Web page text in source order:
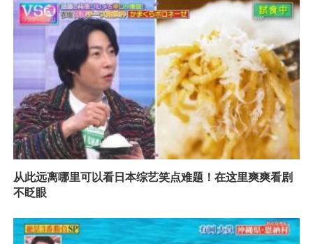
从此远离哪里可以看日本综艺笑点难题！在这里爽爽看剧
不眨眼